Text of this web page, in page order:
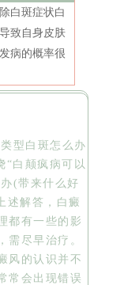
白斑症状白
致自身皮肤
病的概率很
型白斑怎么办
“白颠疯病可以
(带来什么好
述解答，白癜
都有一些的影
需尽早治疗。
风的认识并不
常会出现错误